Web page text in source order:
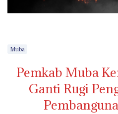
Muba
Pemkab Muba
Ganti Rugi